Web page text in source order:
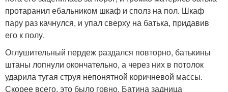
протаранил ебальником шкаф и сполз на пол. Шкаф
пару раз качнулся, и упал сверху на батька, придавив
его к полу.
Оглушительный пердеж раздался повторно, батькины
штаны лопнули окончательно, а через них в потолок
ударила тугая струя непонятной коричневой массы.
Скорее всего, это было говно. Батина задница